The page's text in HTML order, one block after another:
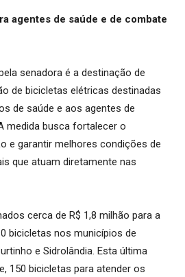
agentes de saúde e de combate
senadora é a destinação de
de bicicletas elétricas destinadas
de saúde e aos agentes de
medida busca fortalecer o
e garantir melhores condições de
que atuam diretamente nas
cerca de R$ 1,8 milhão para a
bicicletas nos municípios de
e Sidrolândia. Esta última
150 bicicletas para atender os